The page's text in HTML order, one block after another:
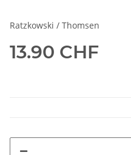
Ratzkowski / Thomsen
13.90 CHF